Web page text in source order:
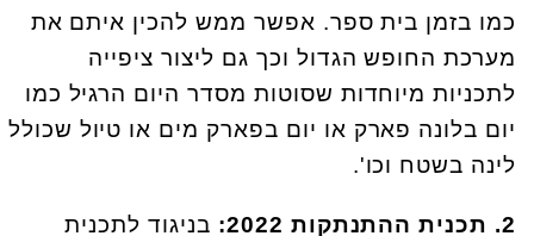
כמו בזמן בית ספר. אפשר ממש להכין איתם את
מערכת החופש הגדול וכך גם ליצור ציפייה
לתכניות מיוחדות שסוטות מסדר היום הרגיל כמו
יום בלונה פארק או יום בפארק מים או טיול שכולל
לינה בשטח וכו'.
2. תכנית ההתנתקות 2022:
בניגוד לתכנית